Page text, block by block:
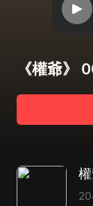
《權爺》